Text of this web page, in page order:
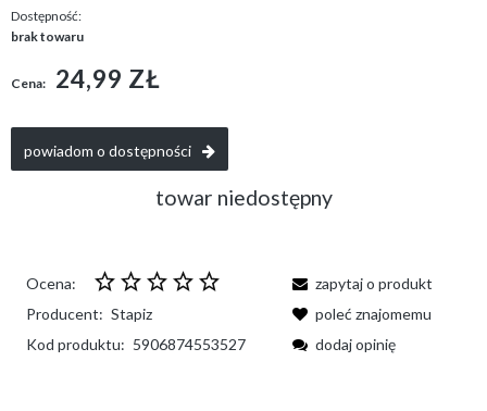
Dostępność:
brak towaru
Cena: 24,99 ZŁ
powiadom o dostępności
towar niedostępny
Ocena:
Producent: Stapiz
Kod produktu: 5906874553527
zapytaj o produkt
poleć znajomemu
dodaj opinię